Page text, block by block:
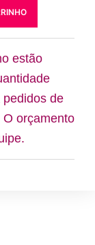
estão
de
orçamento